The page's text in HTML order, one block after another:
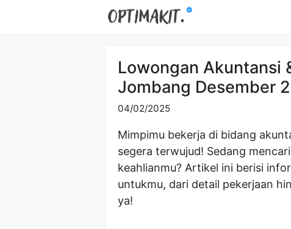
Lowongan Akuntansi
Jombang Desember
04/02/2025
Mimpimu bekerja di bidang
segera terwujud! Sedang
keahlianmu? Artikel ini berisi
untukmu, dari detail pekerjaan
ya!